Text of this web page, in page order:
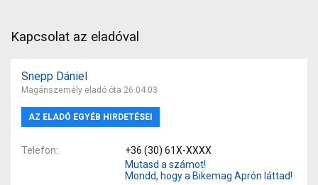
Kapcsolat az eladóval
Snepp Dániel
Magánszemély eladó óta 26.04.03
AZ ELADÓ EGYÉB HIRDETÉSEI
Telefon
+36 (30) 61X-XXXX
Mutasd a számot!
Mondd, hogy a Bikemag Aprón láttad!